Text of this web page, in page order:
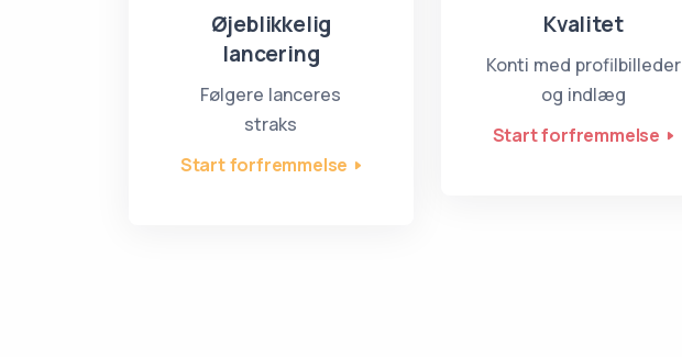
Øjeblikkelig
lancering
Følgere lanceres
straks
Start forfremmelse
Kvalitet
Konti med profilbilleder
og indlæg
Start forfremmelse